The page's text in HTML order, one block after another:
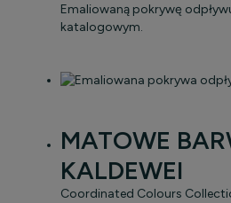
Emaliowaną pokrywę
katalogowym.
MATOWE
KALDEWEI
Coordinated Colours